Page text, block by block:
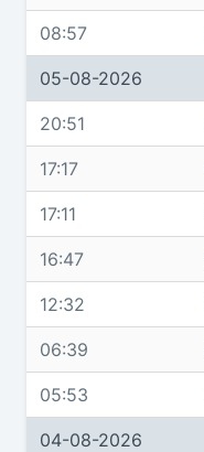
08:57
05-08-2026
20:51
17:17
17:11
16:47
12:32
06:39
05:53
04-08-2026